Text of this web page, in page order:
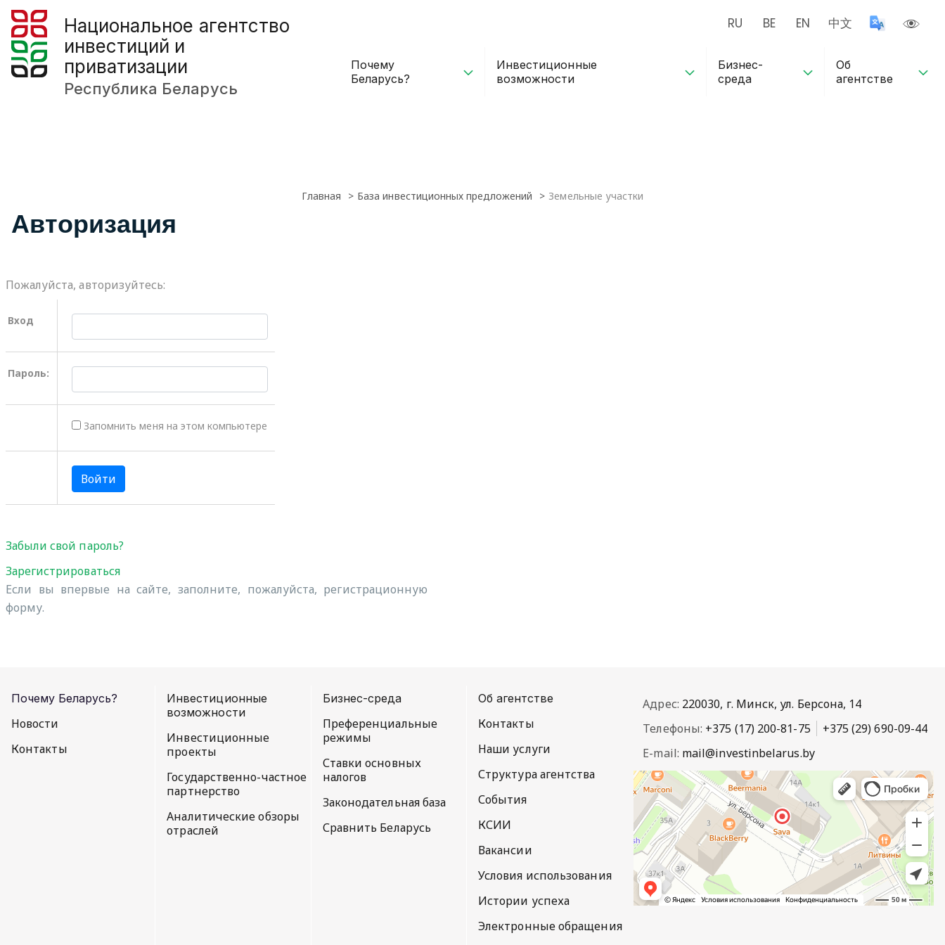
Национальное агентство
инвестиций и
приватизации
Республика Беларусь
RU BE EN 中文
Почему
Беларусь?
Инвестиционные
возможности
Бизнес-
среда
Об
агентстве
Главная База инвестиционных предложений Земельные участки
Авторизация
Пожалуйста, авторизуйтесь:
Вход
Пароль:
Запомнить меня на этом компьютере
Забыли свой пароль?
Зарегистрироваться
Если вы впервые на сайте, заполните, пожалуйста, регистрационную
форму.
Почему Беларусь?
Новости
Контакты
Инвестиционные
возможности
Инвестиционные
проекты
Государственно-частное
партнерство
Аналитические обзоры
отраслей
Бизнес-среда
Преференциальные
режимы
Ставки основных
налогов
Законодательная база
Сравнить Беларусь
Об агентстве
Контакты
Наши услуги
Структура агентства
События
КСИИ
Вакансии
Условия использования
Истории успеха
Электронные обращения
Адрес: 220030, г. Минск, ул. Берсона, 14
Телефоны: +375 (17) 200-81-75
+375 (29) 690-09-44
E-mail: mail@investinbelarus.by